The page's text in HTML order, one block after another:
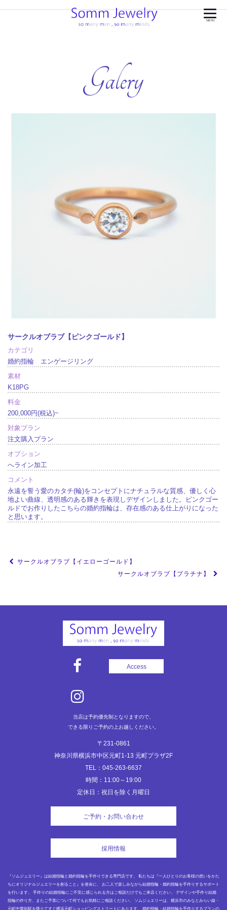
MENU
Galery
サークルオブラブ【ピンクゴールド】
カテゴリ
婚約指輪 エンゲージリング
素材
K18PG
料金
200,000円(税込)~
対象プラン
注文購入プラン
オプション
へライン加工
コメント
永遠を誓う愛のカタチ(輪)をコンセプトにナチュラルな質感、優しく心
地よい曲線、透明感のある輝きを表現しデザインしました。ピンクゴー
ルドでお作りしたこちらの婚約指輪は、存在感のある仕上がりになった
と思います。
投
ビ
サークルオブラブ【イエローゴールド】
サークルオブラブ【プラチナ】
Access
当店は予約優先制となりますので、
できる限りご予約の上お越しください。
〒231-0861
神奈川県横浜市中区元町1-13 元町プラザ2F
TEL：045-263-6637
時間：11:00～19:00
定休日：祝日を除く月曜日
ご予約・お問い合わせ
採用情報
『ソムジュエリー』は結婚指輪と婚約指輪を手作りできる専門店です。 私たちは『一人ひとりのお客様の想いをかた
ちにオリジナルジュエリーを創ること』を使命に、 お二人で楽しみながら結婚指輪・婚約指輪を手作りするサポート
を行います。 手作りの結婚指輪にご不安に感じられる方はご相談だけでもご来店ください。 デザインや手作り結婚
指輪の作り方、またご予算について何でもお気軽にご相談ください。 ソムジュエリーは、横浜市のみなとみらい線・
元町中華街駅を降りてすぐ横浜元町ショッピングストリートにあります。 婚約指輪・結婚指輪を手作りするプランの